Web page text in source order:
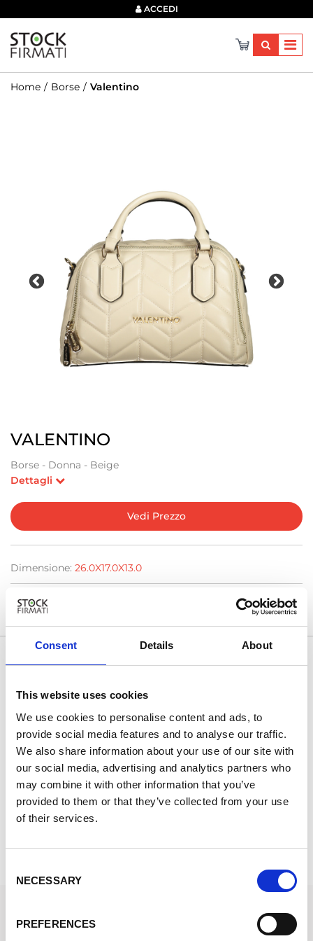
Consent Details About
This website uses cookies
We use cookies to personalise content and ads, to
provide social media features and to analyse our traffic.
We also share information about your use of our site with
our social media, advertising and analytics partners who
may combine it with other information that you’ve
provided to them or that they’ve collected from your use
of their services.
Selection
NECESSARY
PREFERENCES
ACCEDI
Home Borse Valentino
VALENTINO
Borse - Donna - Beige
Dettagli
Vedi Prezzo
Dimensione: 26.0X17.0X13.0
Attualmente Non Disponibile
Basato su 9847 recensioni
16 giorni fa
Excellent shop.
Excellent shop. Good prices and quick delivery.